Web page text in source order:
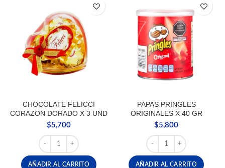
CHOCOLATE FELICCI
CORAZON DORADO X 3 UND
$5,700
CHOCOLATE FELICCI CORAZON DORADO X 3 UND
AÑADIR AL CARRITO
PAPAS PRINGLES
ORIGINALES X 40 GR
$5,800
PAPAS PRINGLES
AÑADIR AL CARRITO